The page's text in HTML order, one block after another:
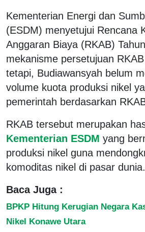
Kementerian Energi dan
(ESDM) menyetujui Rencana
Anggaran Biaya (RKAB)
mekanisme persetujuan
tetapi, Budiawansyah belum
volume kuota produksi nikel
pemerintah berdasarkan
RKAB tersebut merupakan
Kementerian ESDM yang
produksi nikel guna
komoditas nikel di pasar dunia.
Baca Juga :
BPKP Hitung Kerugian Negara
Nikel Konawe Utara